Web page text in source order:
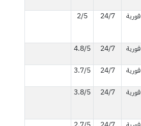
فورية 24/7
2/5
فورية 24/7
4.8/5
فورية 24/7
3.7/5
فورية 24/7
3.8/5